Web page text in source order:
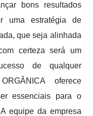
bons resultados
uma estratégia de
que seja alinhada
certeza será um
de qualquer
oferece
essenciais para o
equipe da empresa